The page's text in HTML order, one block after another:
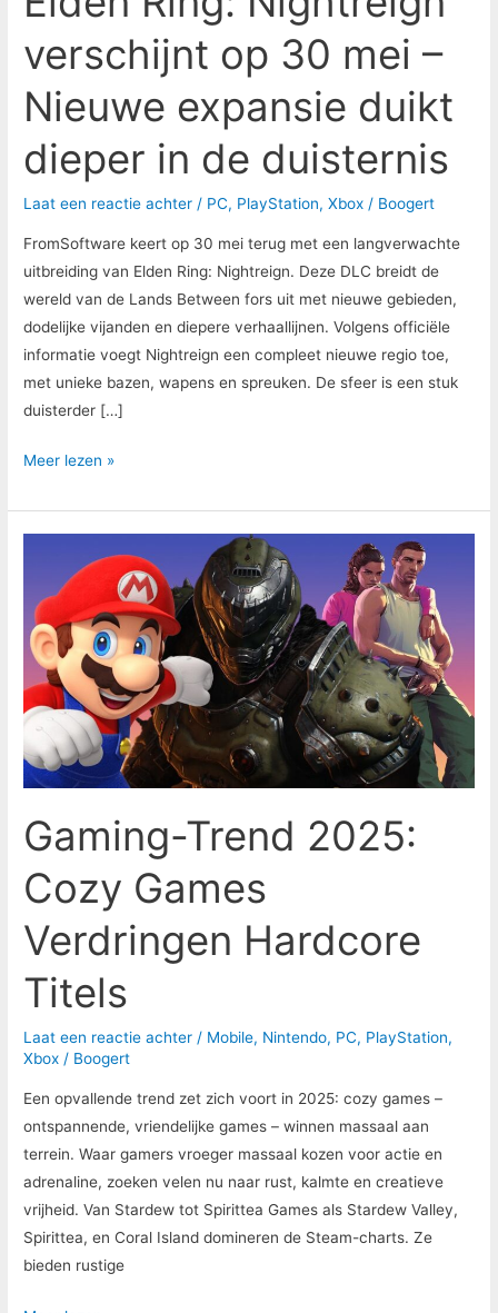
verschijnt op 30 mei –
Nieuwe expansie duikt
dieper in de duisternis
Laat een reactie achter / PC, PlayStation,Xbox / Boogert
FromSoftware keert op 30 mei terug met een langverwachte
uitbreiding van Elden Ring: Nightreign. Deze DLC breidt de
wereld van de Lands Between fors uit met nieuwe gebieden,
dodelijke vijanden en diepere verhaallijnen. Volgens officiële
informatie voegt Nightreign een compleet nieuwe regio toe,
met unieke bazen, wapens en spreuken. De sfeer is een stuk
duisterder […]
dieper
in
de
duisternis
Meer lezen »
Gaming-Trend 2025:
Cozy Games
Verdringen Hardcore
Titels
Laat een reactie achter / Mobile, Nintendo, PC, PlayStation,
Xbox / Boogert
Een opvallende trend zet zich voort in 2025: cozy games –
ontspannende, vriendelijke games – winnen massaal aan
terrein. Waar gamers vroeger massaal kozen voor actie en
adrenaline, zoeken velen nu naar rust, kalmte en creatieve
vrijheid. Van Stardew tot Spirittea Games als Stardew Valley,
Spirittea, en Coral Island domineren de Steam-charts. Ze
bieden rustige
2025:
Cozy
Games
Verdringen
Hardcore
Titels